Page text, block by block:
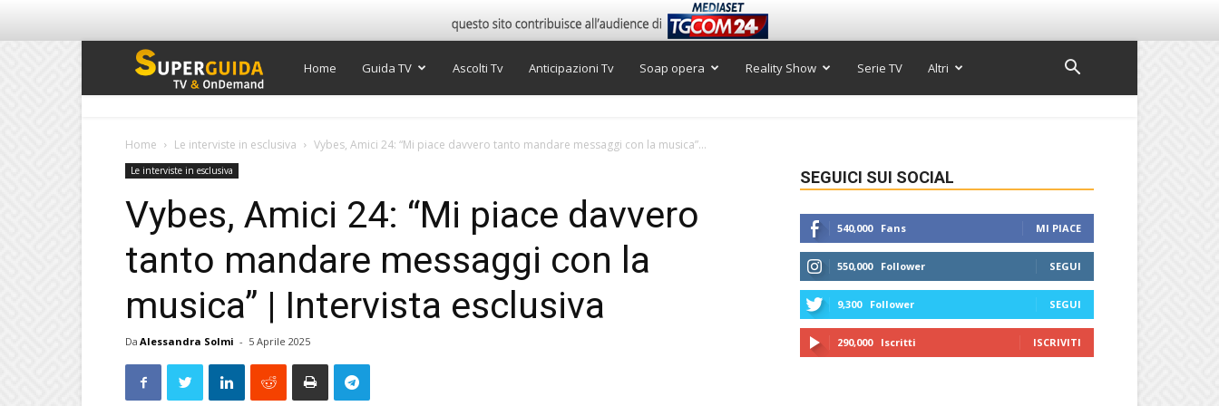
Super
Home Guida TV Ascolti Tv Anticipazioni Tv Soap opera Reality Show Serie TV Altri
Home Le interviste in esclusiva Vybes, Amici 24: “Mi piace davvero tanto mandare messaggi con la musica”...
Le interviste in esclusiva
Vybes, Amici 24: “Mi piace davvero
tanto mandare messaggi con la
musica” | Intervista esclusiva
Da Alessandra Solmi - 5 Aprile 2025
SEGUICI SUI SOCIAL
540,000 Fans MI PIACE
550,000 Follower SEGUI
9,300 Follower SEGUI
290,000 Iscritti ISCRIVITI